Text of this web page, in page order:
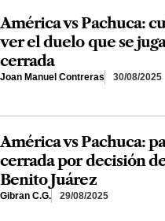
América vs Pachuca:
ver el duelo que se
cerrada
Joan Manuel Contreras 30/08/2025
América vs Pachuca:
cerrada por decisión
Benito Juárez
Gibran C.G. 29/08/2025